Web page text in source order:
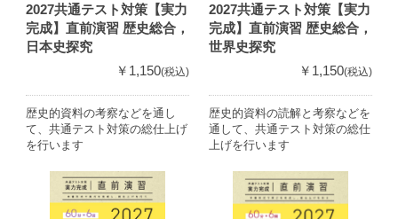
2027共通テスト対策【実力
完成】直前演習 歴史総合，
日本史探究
￥1,150(税込)
歴史的資料の考察などを通し
て、共通テスト対策の総仕上げ
を行います
2027共通テスト対策【実力
完成】直前演習 歴史総合，
世界史探究
￥1,150(税込)
歴史的資料の読解と考察などを
通して、共通テスト対策の総仕
上げを行います